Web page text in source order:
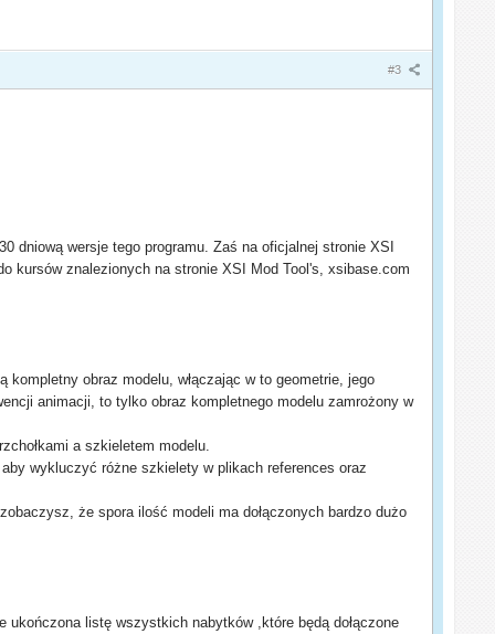
#3
dniową wersje tego programu. Zaś na oficjalnej stronie XSI
kursów znalezionych na stronie XSI Mod Tool's, xsibase.com
obraz modelu, włączając w to geometrie, jego
animacji, to tylko obraz kompletnego modelu zamrożony w
a szkieletem modelu.
wykluczyć różne szkielety w plikach references oraz
że spora ilość modeli ma dołączonych bardzo dużo
listę wszystkich nabytków ,które będą dołączone